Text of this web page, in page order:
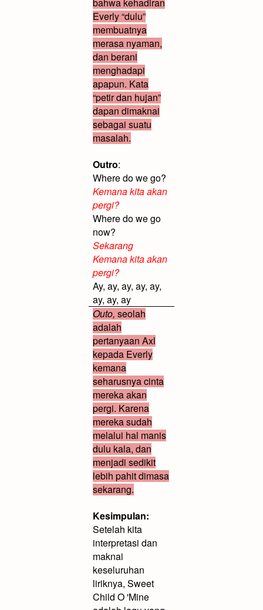
Everly “dulu”
membuatnya
merasa nyaman,
dan berani
menghadapi
apapun. Kata
“petir dan hujan”
dapan dimaknai
sebagai suatu
masalah.
Outro:
Where do we go?
Kemana kita akan
pergi?
Where do we go
now?
Sekarang
Kemana kita akan
pergi?
Ay, ay, ay, ay, ay,
ay, ay, ay
Outo, seolah
adalah
pertanyaan Axl
kepada Everly
kemana
seharusnya cinta
mereka akan
pergi. Karena
mereka sudah
melalui hal manis
dulu kala, dan
menjadi sedikit
lebih pahit dimasa
sekarang.
Kesimpulan:
Setelah kita
interpretasi dan
maknai
keseluruhan
liriknya, Sweet
Child O 'Mine